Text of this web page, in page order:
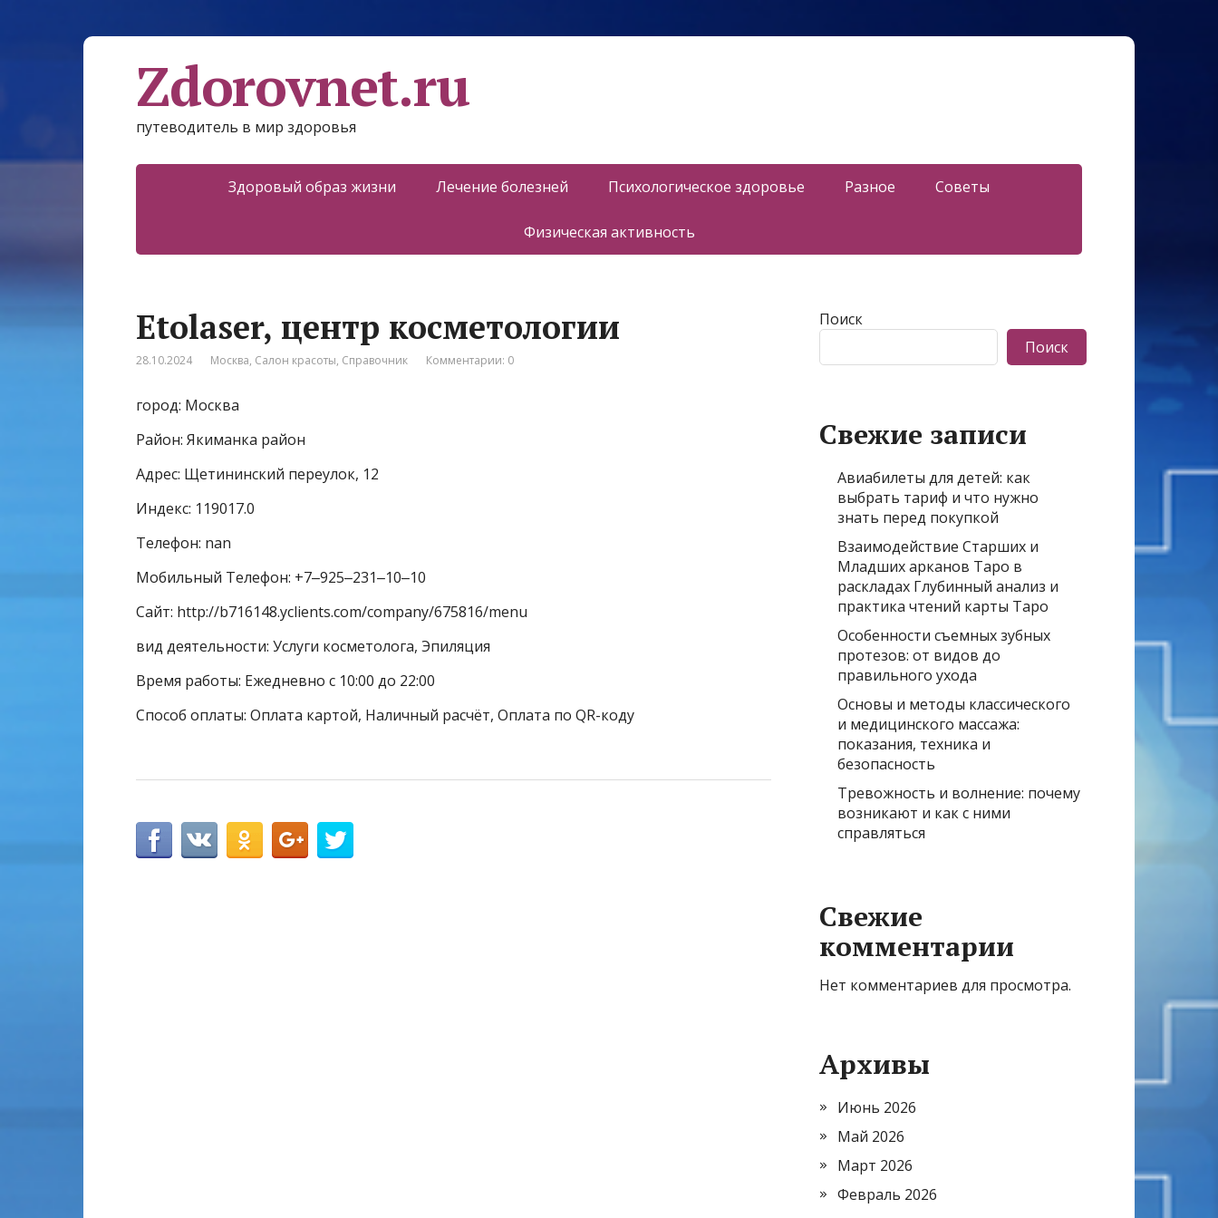
Zdorovnet.ru
путеводитель в мир здоровья
Здоровый образ жизни Лечение болезней Психологическое здоровье Разное Советы
Физическая активность
Etolaser, центр косметологии
28.10.2024 Москва, Салон красоты, Справочник Комментарии: 0
город: Москва
Район: Якиманка район
Адрес: Щетининский переулок, 12
Индекс: 119017.0
Телефон: nan
Мобильный Телефон: +7‒925‒231‒10‒10
Сайт: http://b716148.yclients.com/company/675816/menu
вид деятельности: Услуги косметолога, Эпиляция
Время работы: Ежедневно с 10:00 до 22:00
Способ оплаты: Оплата картой, Наличный расчёт, Оплата по QR-коду
Поиск
Поиск
Свежие записи
Авиабилеты для детей: как
выбрать тариф и что нужно
знать перед покупкой
Взаимодействие Старших и
Младших арканов Таро в
раскладах Глубинный анализ и
практика чтений карты Таро
Особенности съемных зубных
протезов: от видов до
правильного ухода
Основы и методы классического
и медицинского массажа:
показания, техника и
безопасность
Тревожность и волнение: почему
возникают и как с ними
справляться
Свежие
комментарии
Нет комментариев для просмотра.
Архивы
Июнь 2026
Май 2026
Март 2026
Февраль 2026